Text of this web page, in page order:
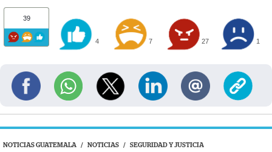
39
4 7 27 1
NOTICIAS GUATEMALA / NOTICIAS / SEGURIDAD Y JUSTICIA